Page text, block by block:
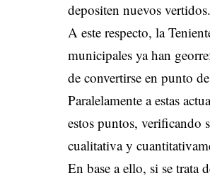
depositen nuevos vertidos.
A este respecto, la
municipales ya han
de convertirse en punto
Paralelamente a estas
estos puntos, verificando
cualitativa y
En base a ello, si se trata